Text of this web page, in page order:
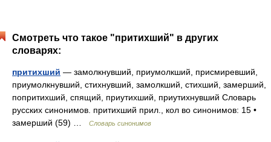
Смотреть что такое "притихший" в других
словарях:
притихший — замолкнувший, приумолкший, присмиревший,
приумолкнувший, стихнувший, замолкший, стихший, замерший,
попритихший, спящий, приутихший, приутихнувший Словарь
русских синонимов. притихший прил., кол во синонимов: 15 •
замерший (59) …
Словарь синонимов